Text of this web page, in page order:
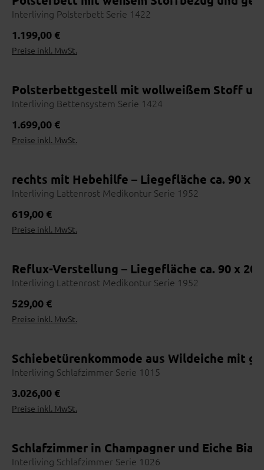
Beraten lassen
Maße, Materialien, Lieferzeit
5 Bestellen
Wohnbeispiel
Interliving Polsterbett Serie 1422
Regulärer Preis:
1.199,00 €
Preise inkl. MwSt.
Polsterbettgestell mit wollweißem Stoff
Interliving Bettensystem Serie 1424
Regulärer Preis:
1.699,00 €
Preise inkl. MwSt.
rechts mit Hebehilfe – Liegefläche ca. 90 x
Interliving Lattenrost Medikontur Serie 1952
Regulärer Preis:
619,00 €
Preise inkl. MwSt.
Reflux-Verstellung – Liegefläche ca. 90 x
Interliving Lattenrost Medikontur Serie 1952
Regulärer Preis:
529,00 €
Preise inkl. MwSt.
Schiebetürenkommode aus Wildeiche mit
Interliving Schlafzimmer Serie 1015
Regulärer Preis:
3.026,00 €
Preise inkl. MwSt.
Schlafzimmer in Champagner und Eiche
Interliving Schlafzimmer Serie 1026